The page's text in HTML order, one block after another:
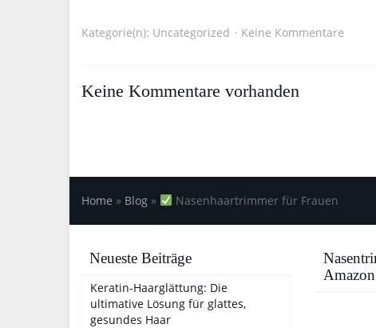
Kategorie(n): Uncategorized Keine Kommentare
Keine Kommentare vorhanden
Home » Blog » Nasenhaartrimmer für Frauen
Neueste Beiträge
Keratin-Haarglättung: Die
ultimative Lösung für glattes,
gesundes Haar
Amazon